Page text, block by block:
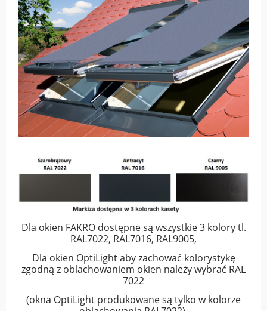
Dla okien FAKRO dostępne są wszystkie 3 kolory tl.
RAL7022, RAL7016, RAL9005,
Dla okien OptiLight aby zachować kolorystykę
zgodną z oblachowaniem okien należy wybrać RAL
7022
(okna OptiLight produkowane są tylko w kolorze